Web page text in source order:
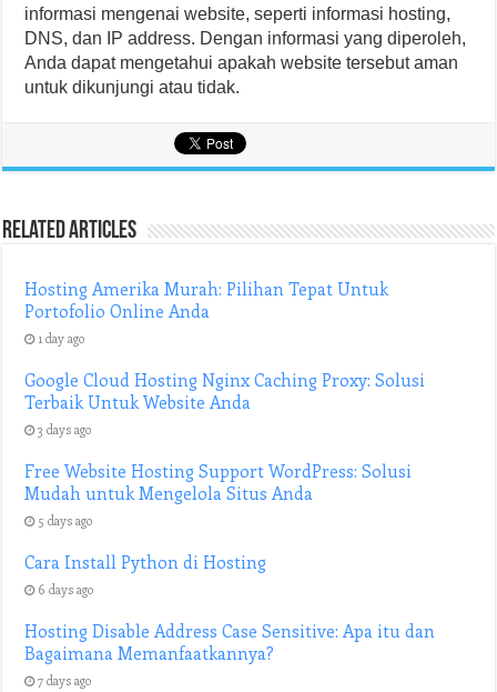
informasi mengenai website, seperti informasi hosting,
DNS, dan IP address. Dengan informasi yang diperoleh,
Anda dapat mengetahui apakah website tersebut aman
untuk dikunjungi atau tidak.
Related Articles
Hosting Amerika Murah: Pilihan Tepat Untuk
Portofolio Online Anda
1 day ago
Google Cloud Hosting Nginx Caching Proxy: Solusi
Terbaik Untuk Website Anda
3 days ago
Free Website Hosting Support WordPress: Solusi
Mudah untuk Mengelola Situs Anda
5 days ago
Cara Install Python di Hosting
6 days ago
Hosting Disable Address Case Sensitive: Apa itu dan
Bagaimana Memanfaatkannya?
7 days ago